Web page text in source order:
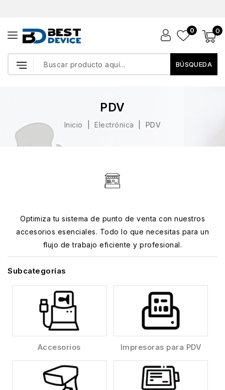
0
0
BÚSQUEDA
PDV
Inicio Electrónica PDV
Optimiza tu sistema de punto de venta con nuestros
accesorios esenciales. Todo lo que necesitas para un
flujo de trabajo eficiente y profesional.
Subcategorías
Accesorios Impresoras para PDV